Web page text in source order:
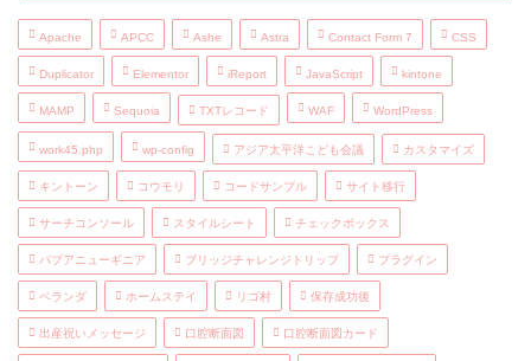
Apache APCC Ashe Astra Contact Form 7 CSS
Duplicator Elementor iReport JavaScript kintone
MAMP Sequoia TXTレコード WAF WordPress
work45.php wp-config アジア太平洋こども会議 カスタマイズ
キントーン コウモリ コードサンプル サイト移行
サーチコンソール スタイルシート チェックボックス
パプアニューギニア ブリッジチャレンジトリップ プラグイン
ベランダ ホームステイ リゴ村 保存成功後
出産祝いメッセージ 口腔断面図 口腔断面図カード